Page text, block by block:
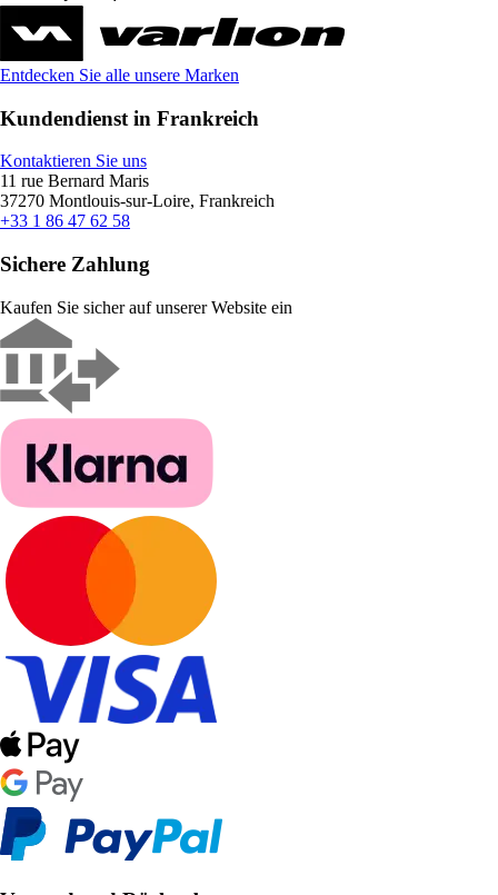
Entdecken Sie alle unsere Marken
Kundendienst in Frankreich
Kontaktieren Sie uns
11 rue Bernard Maris
37270 Montlouis-sur-Loire, Frankreich
+33 1 86 47 62 58
Sichere Zahlung
Kaufen Sie sicher auf unserer Website ein